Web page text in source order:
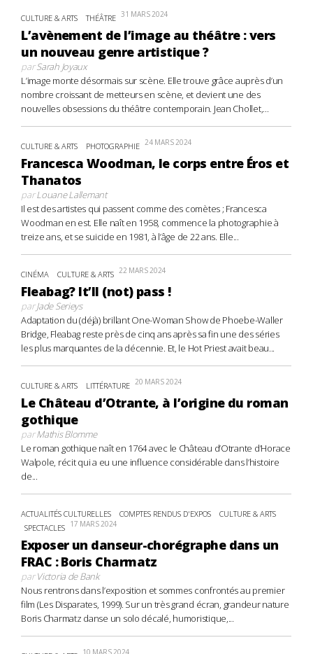
CULTURE & ARTS THÉÂTRE 31 MARS 2024
L’avènement de l’image au théâtre : vers
un nouveau genre artistique ?
parSarah Joyaux
L’image monte désormais sur scène. Elle trouve grâce auprès d’un
nombre croissant de metteurs en scène, et devient une des
nouvelles obsessions du théâtre contemporain. Jean Chollet,...
CULTURE & ARTS PHOTOGRAPHIE 24 MARS 2024
Francesca Woodman, le corps entre Éros et
Thanatos
parLouane Lallemant
Il est des artistes qui passent comme des comètes ; Francesca
Woodman en est. Elle naît en 1958, commence la photographie à
treize ans, et se suicide en 1981, à l’âge de 22 ans. Elle...
CINÉMA CULTURE & ARTS 22 MARS 2024
Fleabag? It’ll (not) pass !
parJade Serieys
Adaptation du (déjà) brillant One-Woman Show de Phoebe-Waller
Bridge, Fleabag reste près de cinq ans après sa fin une des séries
les plus marquantes de la décennie. Et, le Hot Priest avait beau...
CULTURE & ARTS LITTÉRATURE 20 MARS 2024
Le Château d’Otrante, à l’origine du roman
gothique
parMathis Blomme
Le roman gothique naît en 1764 avec le Château d’Otrante d’Horace
Walpole, récit qui a eu une influence considérable dans l’histoire
de...
ACTUALITÉS CULTURELLES COMPTES RENDUS D'EXPOS
CULTURE & ARTS
SPECTACLES 17 MARS 2024
Exposer un danseur-chorégraphe dans un
FRAC : Boris Charmatz
parVictoria de Bank
Nous rentrons dans l’exposition et sommes confrontés au premier
film (Les Disparates, 1999). Sur un très grand écran, grandeur nature
Boris Charmatz danse un solo décalé, humoristique,...
10 MARS 2024